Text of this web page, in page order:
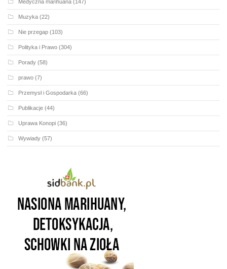
Medyczna marihuana (147)
Muzyka (22)
Nie przegap (103)
Polityka i Prawo (304)
Porady (58)
prawo (7)
Przemysł i Gospodarka (66)
Publikacje (44)
Uprawa Konopi (36)
Wywiady (57)